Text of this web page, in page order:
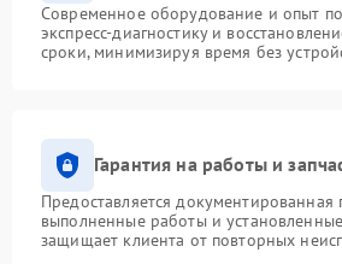
Современное оборудование и опыт
экспресс-диагностику и
сроки, минимизируя время без
Гарантия на работы и
Предоставляется документированная
выполненные работы и
защищает клиента от повторных